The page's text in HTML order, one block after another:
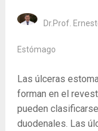
Dr.Prof.
Estómago
Las úlceras
forman en el
pueden
duodenales. Las